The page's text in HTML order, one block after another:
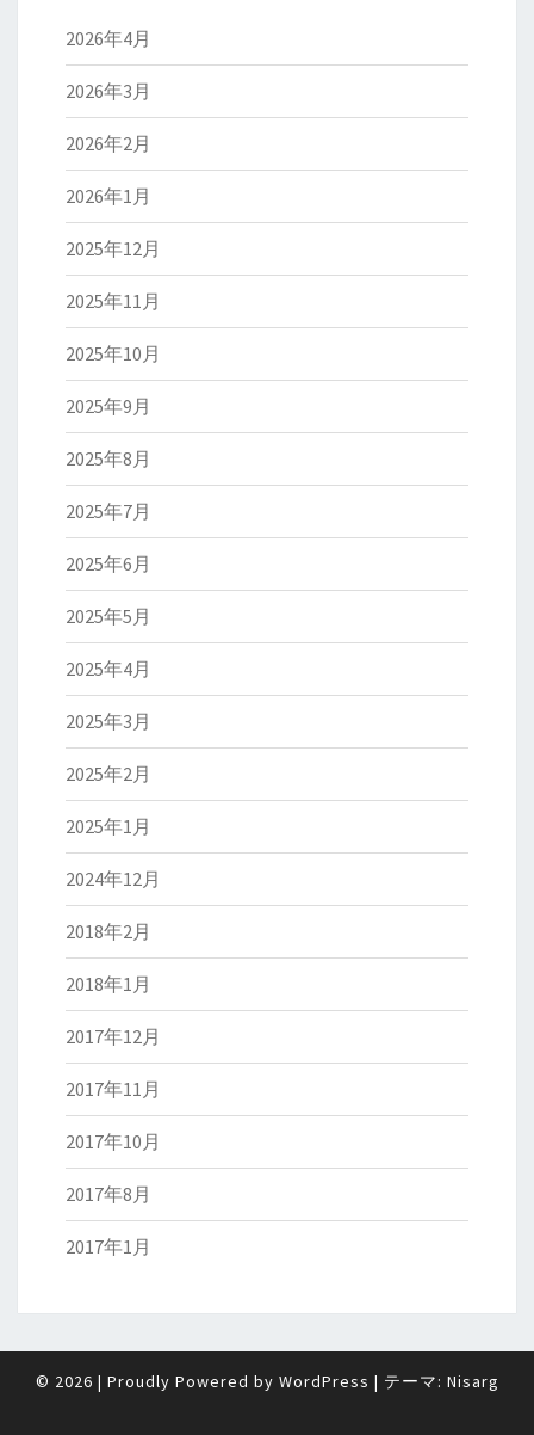
2026年4月
2026年3月
2026年2月
2026年1月
2025年12月
2025年11月
2025年10月
2025年9月
2025年8月
2025年7月
2025年6月
2025年5月
2025年4月
2025年3月
2025年2月
2025年1月
2024年12月
2018年2月
2018年1月
2017年12月
2017年11月
2017年10月
2017年8月
2017年1月
© 2026 | Proudly Powered by WordPress | テーマ: Nisarg